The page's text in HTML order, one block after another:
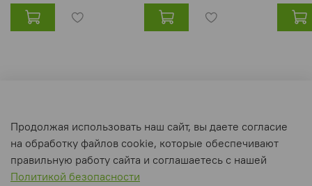
Пользовательское соглашение
Условия обмена и возврата
Интернет-магазин создан на inSales
Продолжая использовать наш сайт, вы даете согласие
на обработку файлов cookie, которые обеспечивают
правильную работу сайта и соглашаетесь с нашей
Политикой безопасности